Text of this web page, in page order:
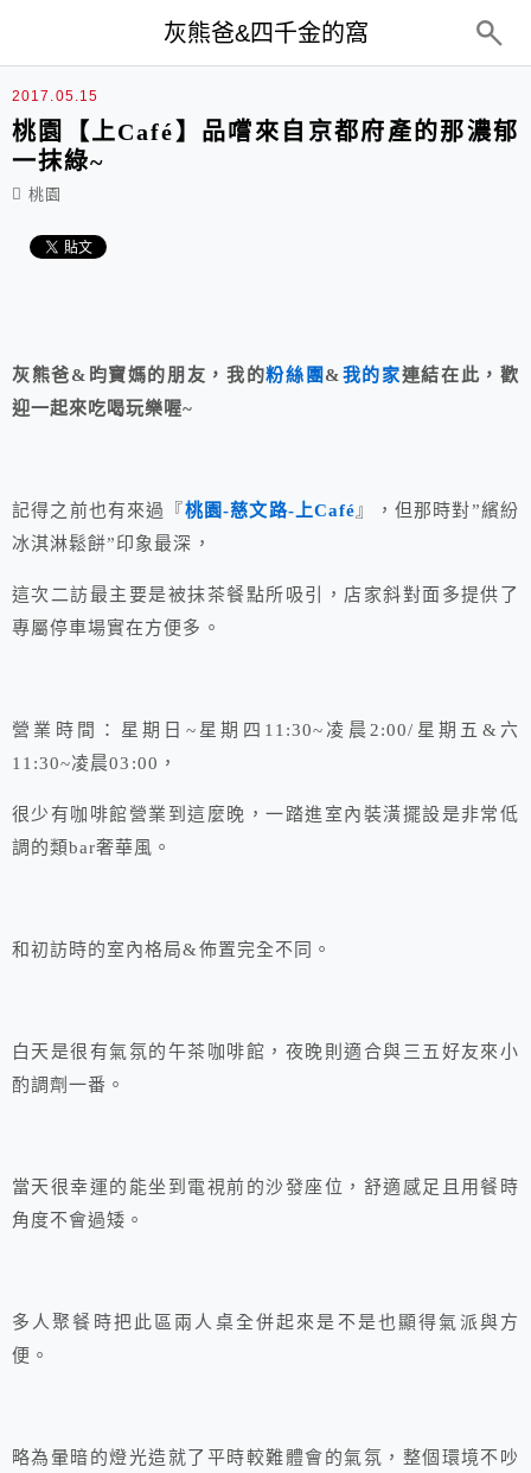
灰熊爸&四千金的窩
2017.05.15
桃園【上Café】品嚐來自京都府產的那濃郁
一抹綠~
桃園
灰熊爸&昀寶媽的朋友，我的粉絲團 &我的家連結在此，歡
迎一起來吃喝玩樂喔~
記得之前也有來過『桃園-慈文路-上Café』，但那時對”繽紛
冰淇淋鬆餅”印象最深，
這次二訪最主要是被抹茶餐點所吸引，店家斜對面多提供了
專屬停車場實在方便多。
營業時間：星期日~星期四11:30~凌晨2:00/星期五&六
11:30~凌晨03:00，
很少有咖啡館營業到這麼晚，一踏進室內裝潢擺設是非常低
調的類bar奢華風。
和初訪時的室內格局&佈置完全不同。
白天是很有氣氛的午茶咖啡館，夜晚則適合與三五好友來小
酌調劑一番。
當天很幸運的能坐到電視前的沙發座位，舒適感足且用餐時
角度不會過矮。
多人聚餐時把此區兩人桌全併起來是不是也顯得氣派與方
便。
略為暈暗的燈光造就了平時較難體會的氣氛，整個環境不吵